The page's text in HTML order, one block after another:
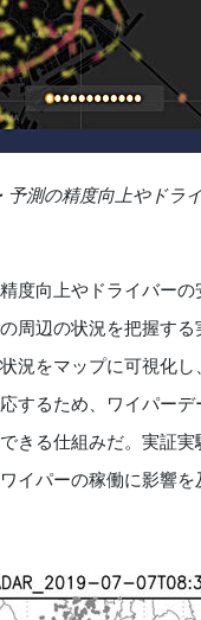
測の精度向上やドラ
度向上やドライバー
周辺の状況を把握す
況をマップに可視化し
するため、ワイパー
きる仕組みだ。実証
イパーの稼働に影響